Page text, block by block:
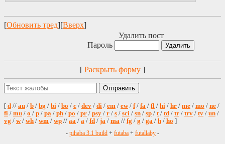
[Обновить тред][Вверх]
Удалить пост
Пароль
[ Раскрыть форму ]
[ d // au / b / bg / bi / bo / c / dev / di / em / ew/ f/ fa / fl / hi / hr / me / mo / ne /
fi / mu / o / p / pa / ph / po / pr / psy / r / s / sci / sn / sp / t/ td / tr / trv / tv / un /
vg / w/ wh / wm / wp // aa / a / fd / ja / ma // fg / g / ga / h / ho ]
- pihaba 3.1 build + futaba + futallaby -